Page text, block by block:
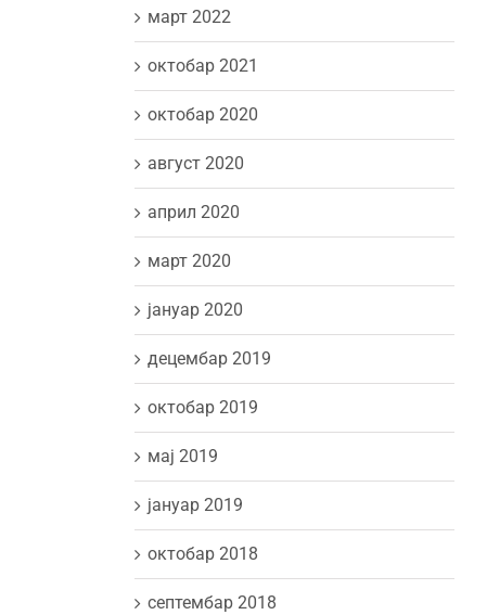
март 2022
октобар 2021
октобар 2020
август 2020
април 2020
март 2020
јануар 2020
децембар 2019
октобар 2019
мај 2019
јануар 2019
октобар 2018
септембар 2018